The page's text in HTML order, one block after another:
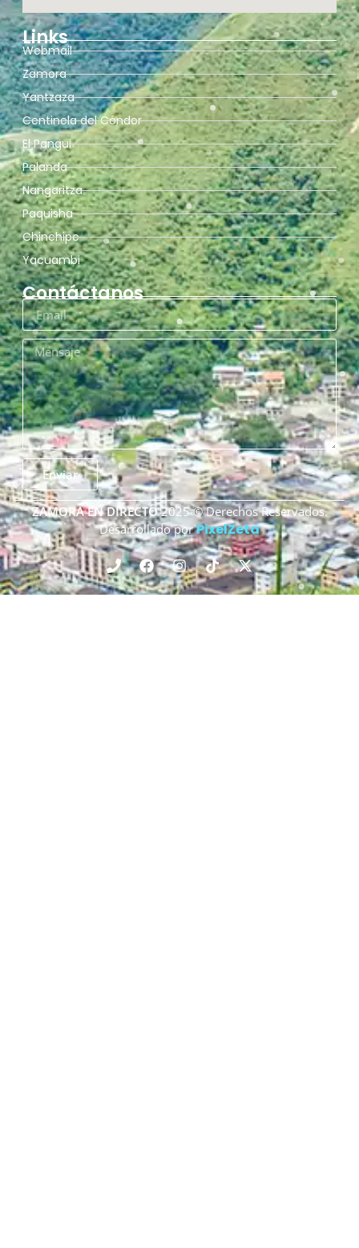
Links
Webmail
Zamora
Yantzaza
Centinela del Cóndor
El Pangui
Palanda
Nangaritza
Paquisha
Chinchipe
Yacuambi
Contáctanos
Enviar
ZAMORA EN DIRECTO2025 © Derechos Reservados.
Desarrollado porPixelZeta